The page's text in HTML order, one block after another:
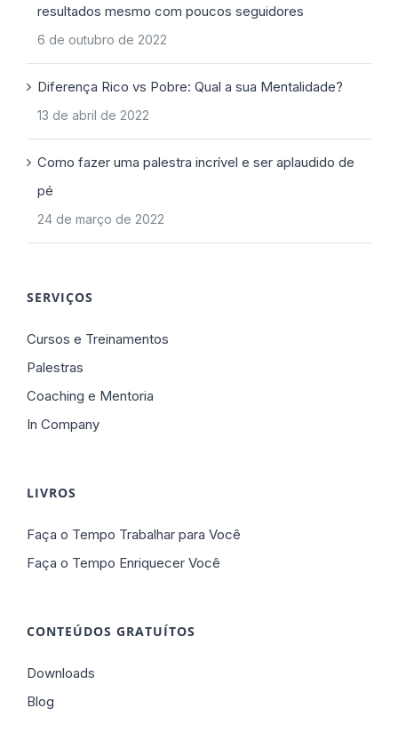
resultados mesmo com poucos seguidores
6 de outubro de 2022
Diferença Rico vs Pobre: Qual a sua Mentalidade?
13 de abril de 2022
Como fazer uma palestra incrível e ser aplaudido de
pé
24 de março de 2022
SERVIÇOS
Cursos e Treinamentos
Palestras
Coaching e Mentoria
In Company
LIVROS
Faça o Tempo Trabalhar para Você
Faça o Tempo Enriquecer Você
CONTEÚDOS GRATUÍTOS
Downloads
Blog